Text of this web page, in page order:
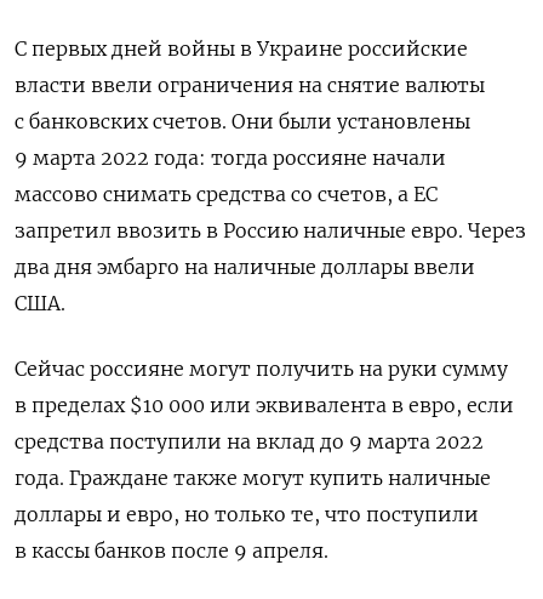
С первых дней войны в Украине российские
власти ввели ограничения на снятие валюты
с банковских счетов. Они были установлены
9 марта 2022 года: тогда россияне начали
массово снимать средства со счетов, а ЕС
запретил ввозить в Россию наличные евро. Через
два дня эмбарго на наличные доллары ввели
США.
Сейчас россияне могут получить на руки сумму
в пределах $10 000 или эквивалента в евро, если
средства поступили на вклад до 9 марта 2022
года. Граждане также могут купить наличные
доллары и евро, но только те, что поступили
в кассы банков после 9 апреля.